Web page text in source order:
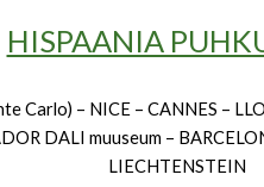
HISPAANIA
Carlo) – NICE – CANNES –
DALI muuseum –
LIECHTENSTEIN